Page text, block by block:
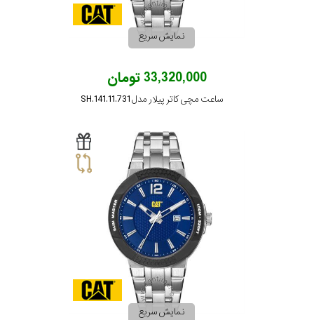
نمایش سریع
33,320,000 تومان
ساعت مچی کاتر پیلار مدل SH.141.11.731
نمایش سریع